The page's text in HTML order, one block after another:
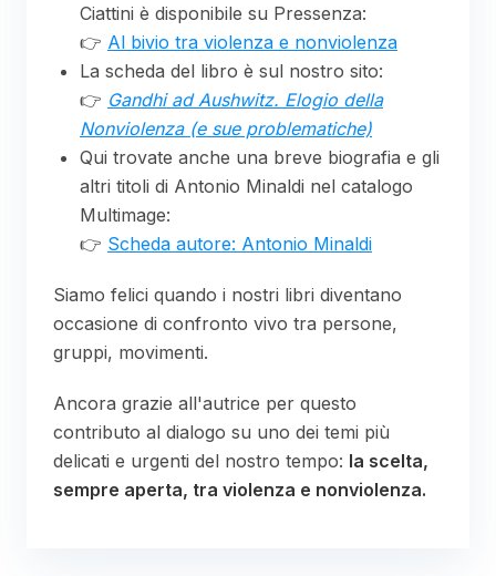
Ciattini è disponibile su Pressenza:
👉 Al bivio tra violenza e nonviolenza
La scheda del libro è sul nostro sito:
👉 Gandhi ad Aushwitz. Elogio della
Nonviolenza (e sue problematiche)
Qui trovate anche una breve biografia e gli
altri titoli di Antonio Minaldi nel catalogo
Multimage:
👉 Scheda autore: Antonio Minaldi
Siamo felici quando i nostri libri diventano
occasione di confronto vivo tra persone,
gruppi, movimenti.
Ancora grazie all'autrice per questo
contributo al dialogo su uno dei temi più
delicati e urgenti del nostro tempo: la scelta,
sempre aperta, tra violenza e nonviolenza.